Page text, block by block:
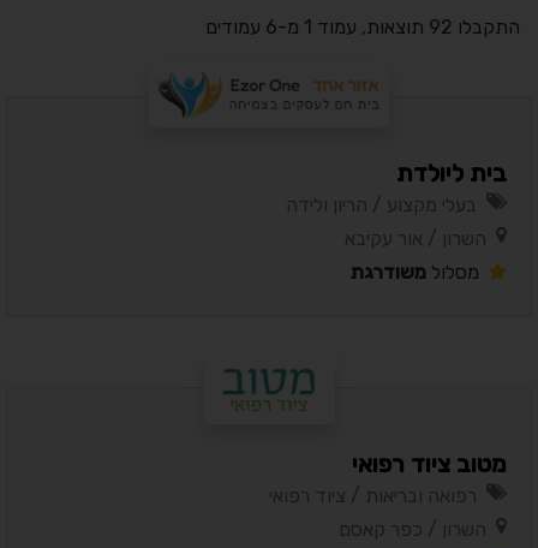
התקבלו 92 תוצאות, עמוד 1 מ-6 עמודים
בית ליולדת
בעלי מקצוע / הריון ולידה
השרון / אור עקיבא
מסלול משודרגת
מטוב ציוד רפואי
רפואה ובריאות / ציוד רפואי
השרון / כפר קאסם